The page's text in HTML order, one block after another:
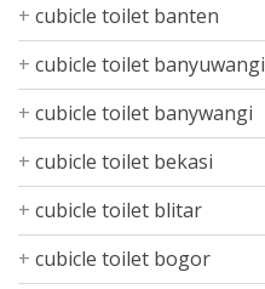
cubicle toilet banten
cubicle toilet banyuwangi
cubicle toilet banywangi
cubicle toilet bekasi
cubicle toilet blitar
cubicle toilet bogor